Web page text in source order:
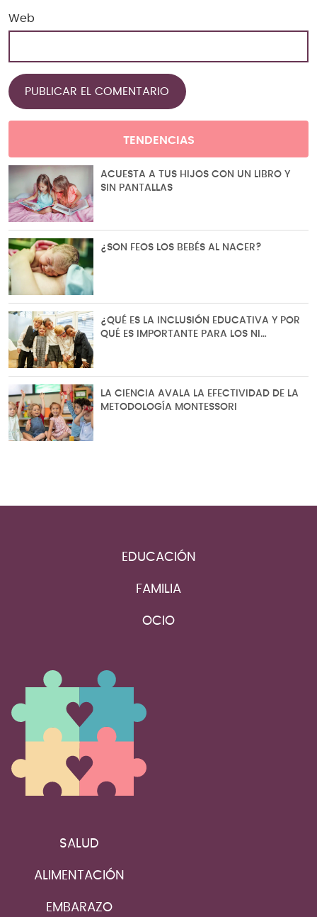
Web
TENDENCIAS
ACUESTA A TUS HIJOS CON UN LIBRO Y
SIN PANTALLAS
¿SON FEOS LOS BEBÉS AL NACER?
¿QUÉ ES LA INCLUSIÓN EDUCATIVA Y POR
QUÉ ES IMPORTANTE PARA LOS NI…
LA CIENCIA AVALA LA EFECTIVIDAD DE LA
METODOLOGÍA MONTESSORI
EDUCACIÓN
FAMILIA
OCIO
SALUD
ALIMENTACIÓN
EMBARAZO